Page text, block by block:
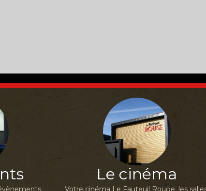
Le cinéma
Votre cinéma Le Fauteuil Rouge, les